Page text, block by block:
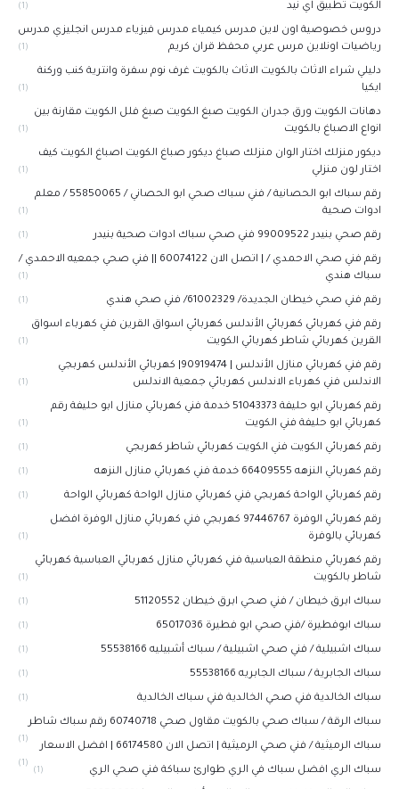
الكويت تطبيق اي نيد
(1)
دروس خصوصية اون لاين مدرس كيمياء مدرس فيزياء مدرس انجليزي مدرس
رياضيات اونلاين مرس عربي محفظ قران كريم
(1)
دليلي شراء الاثاث بالكويت الاثاث بالكويت غرف نوم سفرة وانترية كنب وركنة
ايكيا
(1)
دهانات الكويت ورق جدران الكويت صبغ الكويت صبغ فلل الكويت مقارنة بين
انواع الاصباغ بالكويت
(1)
ديكور منزلك اختار الوان منزلك صباغ ديكور صباغ الكويت اصباغ الكويت كيف
اختار لون منزلي
(1)
رقم سباك ابو الحصانية / فني سباك صحي ابو الحصاني / 55850065 / معلم
ادوات صحية
(1)
رقم صحي بنيدر 99009522 فني صحي سباك ادوات صحية بنيدر (1)
رقم فني صحي الاحمدي / | اتصل الان 60074122 || فني صحي جمعيه الاحمدي /
سباك هندي
(1)
رقم فني صحي خيطان الجديدة/ 61002329/ فني صحي هندي (1)
رقم فني كهربائي كهربائي الأندلس كهربائي اسواق القرين فني كهرباء اسواق
القرين كهربائي شاطر كهربائي الكويت
(1)
رقم فني كهربائي منازل الأندلس | 90919474| كهربائي الأندلس كهربجي
الاندلس فني كهرباء الاندلس كهربائي جمعية الاندلس
(1)
رقم كهربائي ابو حليفة 51043373 خدمة فني كهربائي منازل ابو حليفة رقم
كهربائي ابو حليفة فني الكويت
(1)
رقم كهربائي الكويت فني الكويت كهربائي شاطر كهربجي (1)
رقم كهربائي النزهه 66409555 خدمة فني كهربائي منازل النزهه (1)
رقم كهربائي الواحة كهربجي فني كهربائي منازل الواحة كهربائي الواحة (1)
رقم كهربائي الوفرة 97446767‬ كهربجي فني كهربائي منازل الوفرة افضل
كهربائي بالوفرة
(1)
رقم كهربائي منطقة العباسية فني كهربائي منازل كهربائي العباسية كهربائي
شاطر بالكويت
(1)
سباك ابرق خيطان / فني صحي ابرق خيطان 51120552 (1)
سباك ابوفطيرة /فني صحي ابو فطيرة 65017036 (1)
سباك اشبيلية / فني صحي اشبيلية / سباك أشبيليه 55538166 (1)
سباك الجابرية / سباك الجابريه 55538166 (1)
سباك الخالدية فني صحي الخالدية فني سباك الخالدية (1)
سباك الرقة / سباك صحي بالكويت مقاول صحي 60740718 رقم سباك شاطر
(1)
سباك الرميثية / فني صحي الرميثية | اتصل الان 66174580 | افضل الاسعار
(1)
سباك الري افضل سباك في الري طوارئ سباكة فني صحي الري (1)